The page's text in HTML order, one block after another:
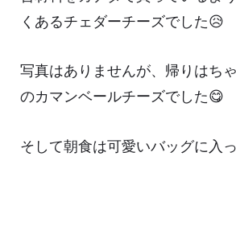
くあるチェダーチーズでした😥
写真はありませんが、帰りはち
のカマンベールチーズでした😋
そして朝食は可愛いバッグに入